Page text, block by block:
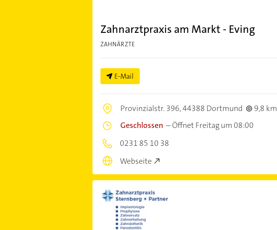
Zahnarztpraxis am Markt - Eving
ZAHNÄRZTE
E-Mail
Provinzialstr. 396,44388 Dortmund
9,8 km
Geschlossen –Öffnet Freitag um 08:00
0231 85 10 38
Webseite